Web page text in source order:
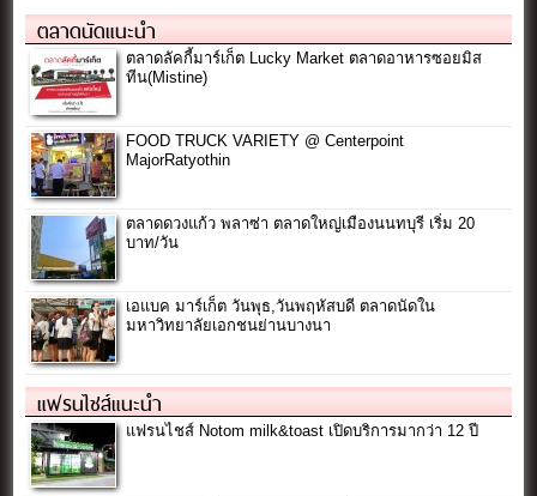
ตลาดนัดแนะนำ
ตลาดลัคกี้มาร์เก็ต Lucky Market ตลาดอาหารซอยมิส
ทีน(Mistine)
FOOD TRUCK VARIETY @ Centerpoint
MajorRatyothin
ตลาดดวงแก้ว พลาซ่า ตลาดใหญ่เมืองนนทบุรี เริ่ม 20
บาท/วัน
เอแบค มาร์เก็ต วันพุธ,วันพฤหัสบดี ตลาดนัดใน
มหาวิทยาลัยเอกชนย่านบางนา
แฟรนไชส์แนะนำ
แฟรนไชส์ Notom milk&toast เปิดบริการมากว่า 12 ปี